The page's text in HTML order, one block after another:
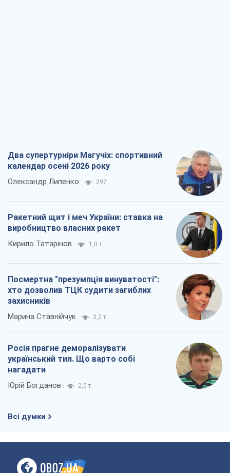
Два супертурніри Магучіх: спортивний
календар осені 2026 року
Олександр Липенко 297
Ракетний щит і меч України: ставка на
виробництво власних ракет
Кирило Татарінов 1,0 т.
Посмертна "презумпція винуватості":
хто дозволив ТЦК судити загиблих
захисників
Марина Ставнійчук 3,2 т.
Росія прагне деморалізувати
український тил. Що варто собі
нагадати
Юрій Богданов 2,0 т.
Всі думки